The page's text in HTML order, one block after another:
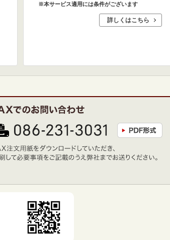
※本サービス適用には条件がございます
詳しくはこちら